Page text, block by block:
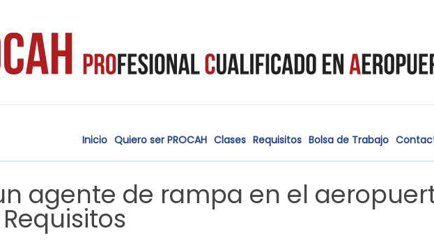
Inicio Quiero ser PROCAH Clases Requisitos Bolsa de Trabajo
agente de rampa en el